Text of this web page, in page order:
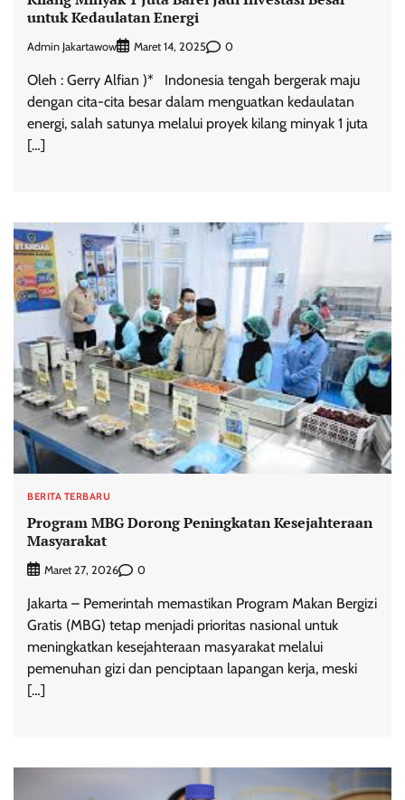
untuk Kedaulatan Energi
Admin Jakartawow Maret 14, 2025 0
Oleh : Gerry Alfian )* Indonesia tengah bergerak maju
dengan cita-cita besar dalam menguatkan kedaulatan
energi, salah satunya melalui proyek kilang minyak 1 juta
[…]
BERITA TERBARU
Program MBG Dorong Peningkatan Kesejahteraan
Masyarakat
Maret 27, 2026 0
Jakarta – Pemerintah memastikan Program Makan Bergizi
Gratis (MBG) tetap menjadi prioritas nasional untuk
meningkatkan kesejahteraan masyarakat melalui
pemenuhan gizi dan penciptaan lapangan kerja, meski
[…]